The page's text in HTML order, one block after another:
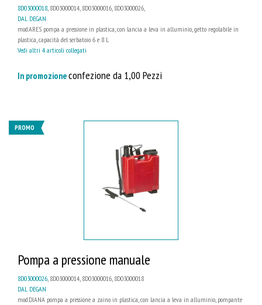
8D03000018 , 8D03000014, 8D03000016, 8D03000026,
DAL DEGAN
mod.ARES pompa a pressione in plastica, con lancia a leva in alluminio, getto regolabile in
plastica, capacità del serbatoio 6 e 8 L
Vedi altri 4 articoli collegati
In promozioneconfezione da 1,00 Pezzi
PROMO
Pompa a pressione manuale
8D03000026, 8D03000014, 8D03000016, 8D03000018
DAL DEGAN
mod.DIANA pompa a pressione a zaino in plastica, con lancia a leva in alluminio, pompante